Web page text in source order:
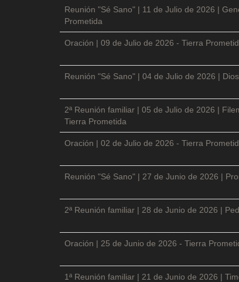
Reunión "Sé Sano" | 11 de Julio de 2026 |
Prometida
Oración | 09 de Julio de 2026 - Tierra
Reunión "Sé Sano" | 04 de Julio de 2026 |
2ª Reunión familiar | 05 de Julio de 2026 |
Tierra Prometida
Oración | 02 de Julio de 2026 - Tierra
Reunión "Sé Sano" | 27 de Junio de 2026 |
2ª Reunión familiar | 28 de Junio de 2026 |
Oración | 25 de Junio de 2026 - Tierra
1ª Reunión familiar | 21 de Junio de 2026 |